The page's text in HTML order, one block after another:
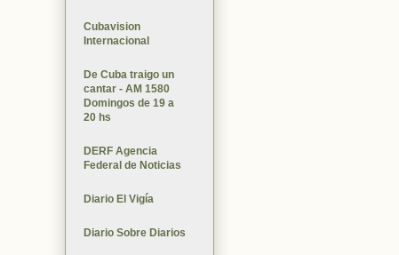
Cubavision
Internacional
De Cuba traigo un
cantar - AM 1580
Domingos de 19 a
20 hs
DERF Agencia
Federal de Noticias
Diario El Vigía
Diario Sobre Diarios